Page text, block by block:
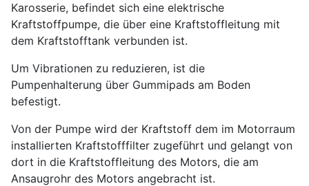
Karosserie, befindet sich eine elektrische
Kraftstoffpumpe, die über eine Kraftstoffleitung mit
dem Kraftstofftank verbunden ist.
Um Vibrationen zu reduzieren, ist die
Pumpenhalterung über Gummipads am Boden
befestigt.
Von der Pumpe wird der Kraftstoff dem im Motorraum
installierten Kraftstofffilter zugeführt und gelangt von
dort in die Kraftstoffleitung des Motors, die am
Ansaugrohr des Motors angebracht ist.